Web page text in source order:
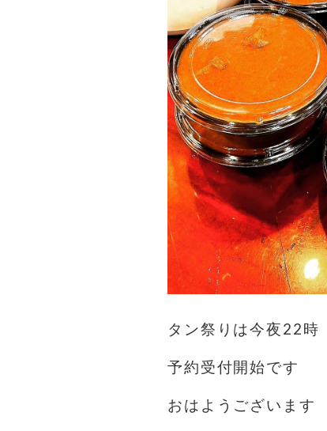
タン祭りは今夜22時️
予約受付開始です
おはようございます️